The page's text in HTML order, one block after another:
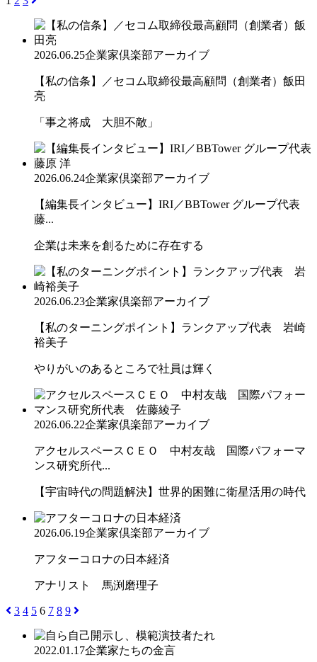
2026.06.25企業家倶楽部アーカイブ
【私の信条】／セコム取締役最高顧問（創業者）飯田
亮
「事之将成 大胆不敵」
2026.06.24企業家倶楽部アーカイブ
【編集長インタビュー】IRI／BBTower グループ代表
藤...
企業は未来を創るために存在する
2026.06.23企業家倶楽部アーカイブ
【私のターニングポイント】ランクアップ代表 岩崎
裕美子
やりがいのあるところで社員は輝く
2026.06.22企業家倶楽部アーカイブ
アクセルスペースＣＥＯ 中村友哉 国際パフォーマ
ンス研究所代...
【宇宙時代の問題解決】世界的困難に衛星活用の時代
2026.06.19企業家倶楽部アーカイブ
アフターコロナの日本経済
アナリスト 馬渕磨理子
3 4 5 6 7 8 9
2022.01.17企業家たちの金言